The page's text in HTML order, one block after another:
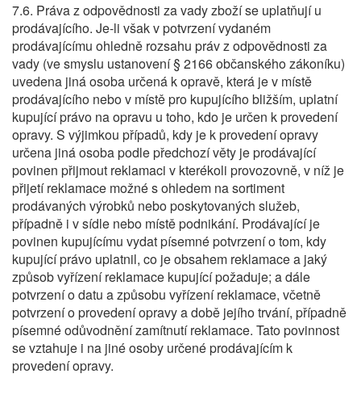
7.6. Práva z odpovědnosti za vady zboží se uplatňují u
prodávajícího. Je-li však v potvrzení vydaném
prodávajícímu ohledně rozsahu práv z odpovědnosti za
vady (ve smyslu ustanovení § 2166 občanského zákoníku)
uvedena jiná osoba určená k opravě, která je v místě
prodávajícího nebo v místě pro kupujícího bližším, uplatní
kupující právo na opravu u toho, kdo je určen k provedení
opravy. S výjimkou případů, kdy je k provedení opravy
určena jiná osoba podle předchozí věty je prodávající
povinen přijmout reklamaci v kterékoli provozovně, v níž je
přijetí reklamace možné s ohledem na sortiment
prodávaných výrobků nebo poskytovaných služeb,
případně i v sídle nebo místě podnikání. Prodávající je
povinen kupujícímu vydat písemné potvrzení o tom, kdy
kupující právo uplatnil, co je obsahem reklamace a jaký
způsob vyřízení reklamace kupující požaduje; a dále
potvrzení o datu a způsobu vyřízení reklamace, včetně
potvrzení o provedení opravy a době jejího trvání, případně
písemné odůvodnění zamítnutí reklamace. Tato povinnost
se vztahuje i na jiné osoby určené prodávajícím k
provedení opravy.